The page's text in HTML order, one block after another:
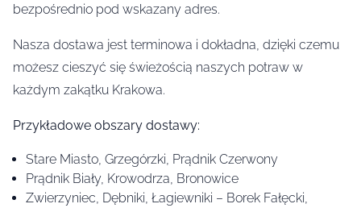
bezpośrednio pod wskazany adres.
Nasza dostawa jest terminowa i dokładna, dzięki czemu
możesz cieszyć się świeżością naszych potraw w
każdym zakątku Krakowa.
Przykładowe obszary dostawy:
Stare Miasto, Grzegórzki, Prądnik Czerwony
Prądnik Biały, Krowodrza, Bronowice
Zwierzyniec, Dębniki, Łagiewniki – Borek Fałęcki,